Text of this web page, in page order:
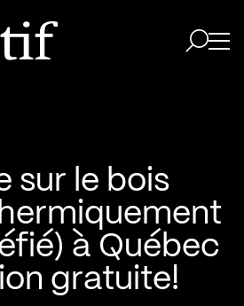
sur le bois
à Québec
gratuite!